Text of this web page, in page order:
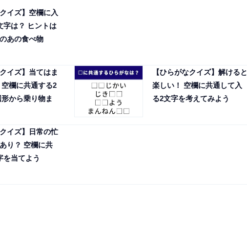
イズ】空欄に入
字は？ ヒントは
あの食べ物
イズ】当てはま
欄に共通する2
から乗り物ま
【ひらがなクイズ】解けると
楽しい！ 空欄に共通して入
る2文字を考えてみよう
イズ】日常の忙
り？ 空欄に共
を当てよう